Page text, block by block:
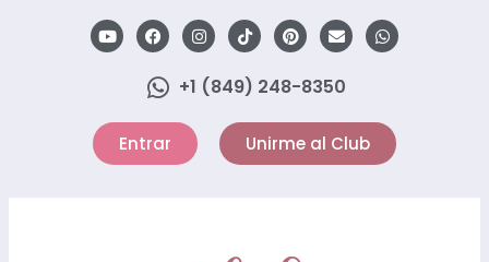
+1 (849) 248-8350
Entrar Unirme al Club